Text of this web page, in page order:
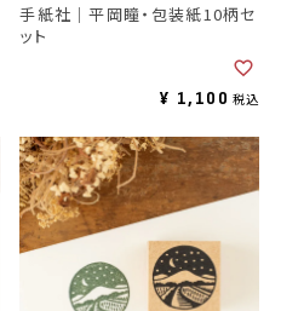
手紙社｜平岡瞳・包装紙10柄セ
ット
¥ 1,100 税込